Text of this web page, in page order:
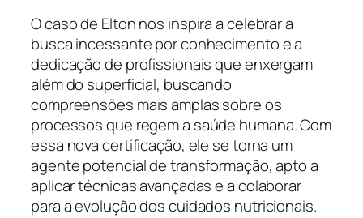
O caso de Elton nos inspira a celebrar a
busca incessante por conhecimento e a
dedicação de profissionais que enxergam
além do superficial, buscando
compreensões mais amplas sobre os
processos que regem a saúde humana. Com
essa nova certificação, ele se torna um
agente potencial de transformação, apto a
aplicar técnicas avançadas e a colaborar
para a evolução dos cuidados nutricionais.